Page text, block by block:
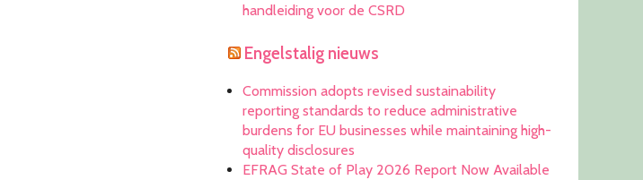
handleiding voor de CSRD
Engelstalig nieuws
Commission adopts revised sustainability
reporting standards to reduce administrative
burdens for EU businesses while maintaining high-
quality disclosures
EFRAG State of Play 2026 Report Now Available